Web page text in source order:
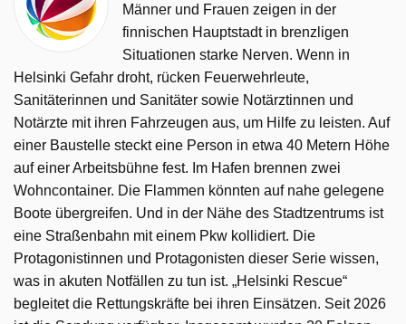
Männer und Frauen zeigen in der
finnischen Hauptstadt in brenzligen
Situationen starke Nerven. Wenn in
Helsinki Gefahr droht, rücken Feuerwehrleute,
Sanitäterinnen und Sanitäter sowie Notärztinnen und
Notärzte mit ihren Fahrzeugen aus, um Hilfe zu leisten. Auf
einer Baustelle steckt eine Person in etwa 40 Metern Höhe
auf einer Arbeitsbühne fest. Im Hafen brennen zwei
Wohncontainer. Die Flammen könnten auf nahe gelegene
Boote übergreifen. Und in der Nähe des Stadtzentrums ist
eine Straßenbahn mit einem Pkw kollidiert. Die
Protagonistinnen und Protagonisten dieser Serie wissen,
was in akuten Notfällen zu tun ist. „Helsinki Rescue“
begleitet die Rettungskräfte bei ihren Einsätzen. Seit 2026